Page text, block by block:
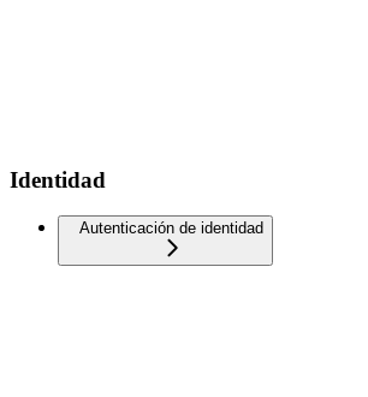
Identidad
Autenticación de identidad